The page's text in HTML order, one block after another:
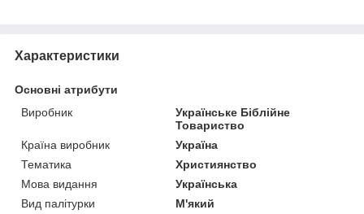
Характеристики
Основні атрибути
Виробник
Українське Біблійне
Товариство
Країна виробник
Україна
Тематика
Християнство
Мова видання
Українська
Вид палітурки
М'який